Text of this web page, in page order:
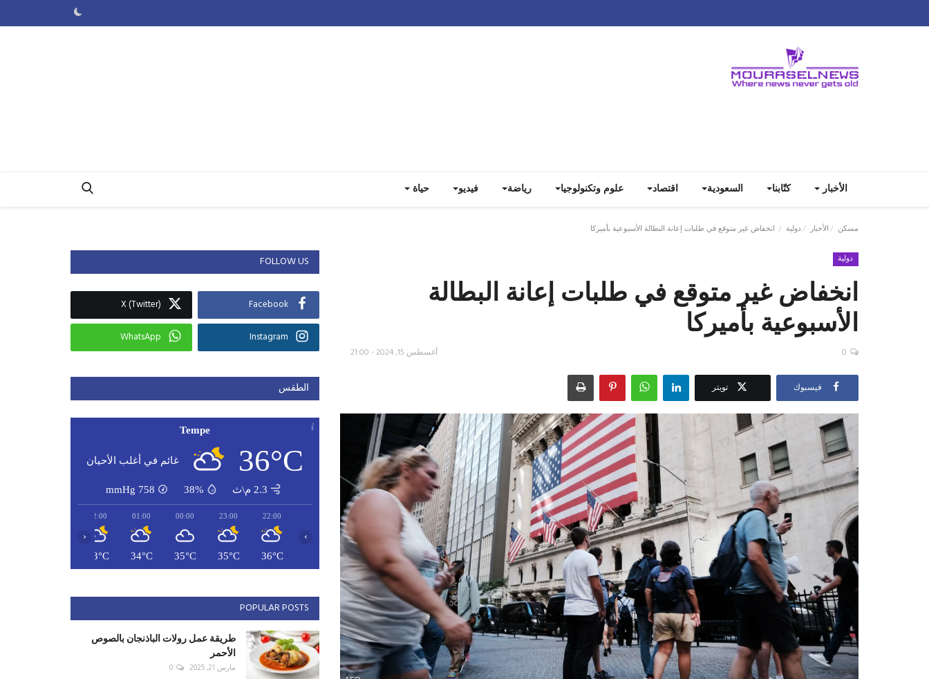
الأخبار كتّابنا السعودية اقتصاد علوم وتكنولوجيا رياضة فيديو حياة
مسكن الأخبار دولية انخفاض غير متوقع في طلبات إعانة البطالة الأسبوعية بأميركا
دولية
انخفاض غير متوقع في طلبات إعانة البطالة
الأسبوعية بأميركا
أغسطس 15, 2024 - 21:00 0
فيسبوك تويتر
FOLLOW US
Facebook
X (Twitter)
Instagram
WhatsApp
الطقس
Tempe
36°C غائم في أغلب الأحيان
2.3 م\ث 38%
758
mmHg
22:00
36°C
23:00
35°C
00:00
35°C
01:00
34°C
02:00
33°C
‹ ›
POPULAR POSTS
طريقة عمل رولات الباذنجان بالصوص
الأحمر
مارس 21, 2025 0